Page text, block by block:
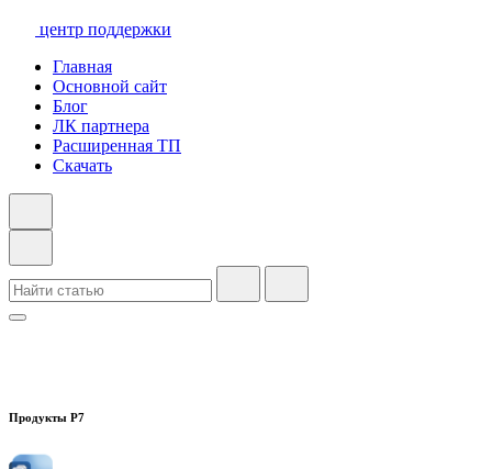
центр поддержки
Главная
Основной сайт
Блог
ЛК партнера
Расширенная ТП
Скачать
Продукты Р7